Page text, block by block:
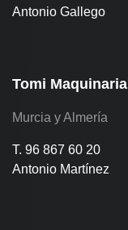
Antonio Gallego
Tomi Maquinaria
Murcia y Almería
T. 96 867 60 20
Antonio Martínez